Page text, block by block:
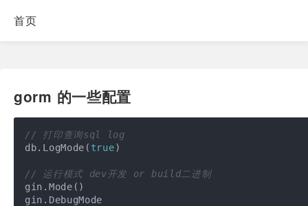
首页
gorm 的一些配置
// 打印查询sql log
db.LogMode( true)
// 运行模式 dev开发 or build二进制
gin.Mode()
gin.DebugMode